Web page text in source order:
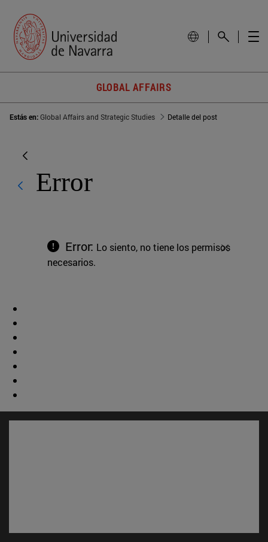
GLOBAL AFFAIRS
Estás en:Global Affairs and Strategic Studies Detalle del post
Error
Cerrar
Error: Lo siento, no tiene los permisos
necesarios.